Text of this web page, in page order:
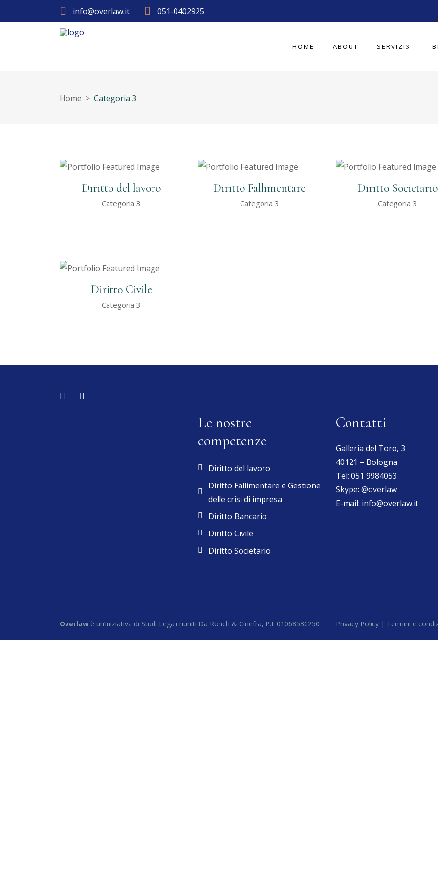
info@overlaw.it 051-0402925
HOME ABOUT SERVIZI
Home > Categoria 3
Diritto del lavoro
Categoria 3
Diritto Fallimentare
Categoria 3
Diritto Societario
Categoria 3
Diritto Civile
Categoria 3
Le nostre
competenze
Diritto del lavoro
Diritto Fallimentare e Gestione
delle crisi di impresa
Diritto Bancario
Diritto Civile
Diritto Societario
Contatti
Galleria del Toro, 3
40121 – Bologna
Tel: 051 9984053
Skype: @overlaw
E-mail: info@overlaw.it
Overlaw è un’iniziativa di Studi Legali riuniti Da Ronch & Cinefra, P.I. 01068530250 Privacy Policy | Termini e